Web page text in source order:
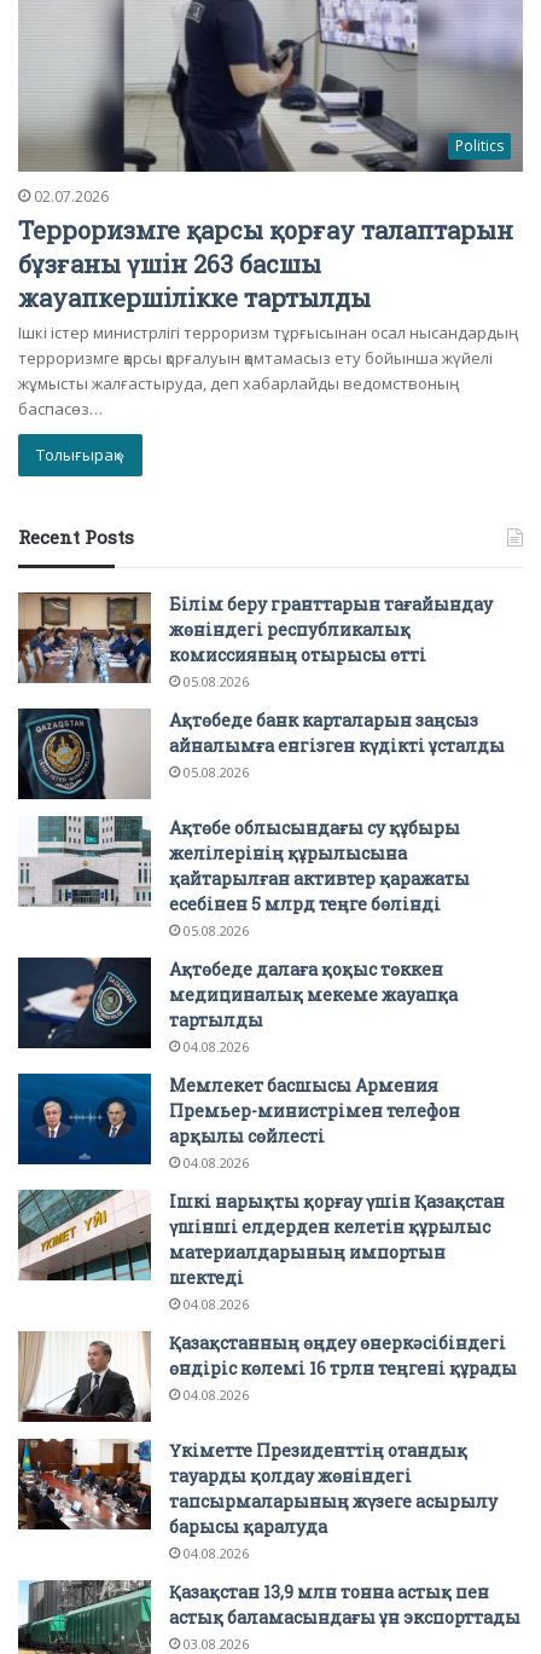
Politics
02.07.2026
Терроризмге қарсы қорғау талаптарын
бұзғаны үшін 263 басшы
жауапкершілікке тартылды
Ішкі істер министрлігі терроризм тұрғысынан осал нысандардың
терроризмге қарсы қорғалуын қамтамасыз ету бойынша жүйелі
жұмысты жалғастыруда, деп хабарлайды ведомствоның
баспасөз…
Толығырақ »
Recent Posts
Білім беру гранттарын тағайындау
жөніндегі республикалық
комиссияның отырысы өтті
05.08.2026
Ақтөбеде банк карталарын заңсыз
айналымға енгізген күдікті ұсталды
05.08.2026
Ақтөбе облысындағы су құбыры
желілерінің құрылысына
қайтарылған активтер қаражаты
есебінен 5 млрд теңге бөлінді
05.08.2026
Ақтөбеде далаға қоқыс төккен
медициналық мекеме жауапқа
тартылды
04.08.2026
Мемлекет басшысы Армения
Премьер-министрімен телефон
арқылы сөйлесті
04.08.2026
Ішкі нарықты қорғау үшін Қазақстан
үшінші елдерден келетін құрылыс
материалдарының импортын
шектеді
04.08.2026
Қазақстанның өңдеу өнеркәсібіндегі
өндіріс көлемі 16 трлн теңгені құрады
04.08.2026
Үкіметте Президенттің отандық
тауарды қолдау жөніндегі
тапсырмаларының жүзеге асырылу
барысы қаралуда
04.08.2026
Қазақстан 13,9 млн тонна астық пен
астық баламасындағы ұн экспорттады
03.08.2026